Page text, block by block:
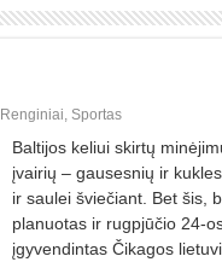
Renginiai Sportas
Baltijos keliui skirtų
įvairių – gausesnių ir
ir saulei šviečiant. Bet šis,
planuotas ir rugpjūčio 24-
įgyvendintas Čikagos